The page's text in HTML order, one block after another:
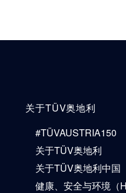
关于TÜV奥地利
#TÜVAUSTRIA150
关于TÜV奥地利
关于TÜV奥地利中国
健康、安全与环境（